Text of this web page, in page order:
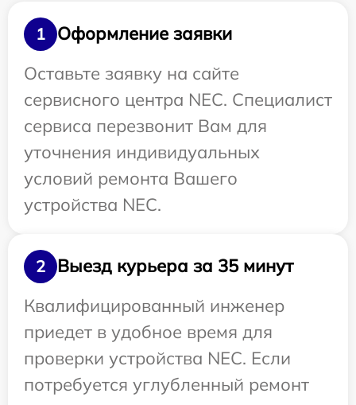
1
Оформление заявки
Оставьте заявку на сайте
сервисного центра NEC. Специалист
сервиса перезвонит Вам для
уточнения индивидуальных
условий ремонта Вашего
устройства NEC.
2
Выезд курьера за 35 минут
Квалифицированный инженер
приедет в удобное время для
проверки устройства NEC. Если
потребуется углубленный ремонт